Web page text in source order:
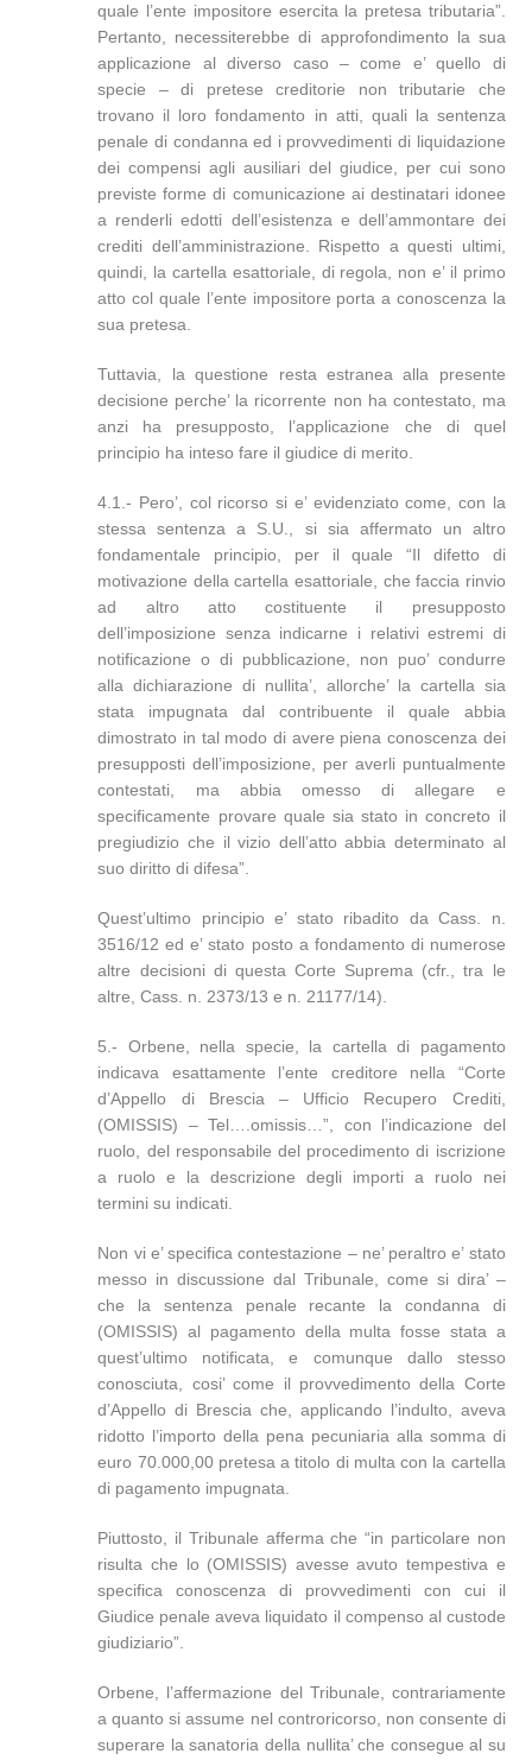
quale l’ente impositore esercita la pretesa tributaria”.
Pertanto, necessiterebbe di approfondimento la sua
applicazione al diverso caso – come e’ quello di
specie – di pretese creditorie non tributarie che
trovano il loro fondamento in atti, quali la sentenza
penale di condanna ed i provvedimenti di liquidazione
dei compensi agli ausiliari del giudice, per cui sono
previste forme di comunicazione ai destinatari idonee
a renderli edotti dell’esistenza e dell’ammontare dei
crediti dell’amministrazione. Rispetto a questi ultimi,
quindi, la cartella esattoriale, di regola, non e’ il primo
atto col quale l’ente impositore porta a conoscenza la
sua pretesa.
Tuttavia, la questione resta estranea alla presente
decisione perche’ la ricorrente non ha contestato, ma
anzi ha presupposto, l’applicazione che di quel
principio ha inteso fare il giudice di merito.
4.1.- Pero’, col ricorso si e’ evidenziato come, con la
stessa sentenza a S.U., si sia affermato un altro
fondamentale principio, per il quale “Il difetto di
motivazione della cartella esattoriale, che faccia rinvio
ad altro atto costituente il presupposto
dell’imposizione senza indicarne i relativi estremi di
notificazione o di pubblicazione, non puo’ condurre
alla dichiarazione di nullita’, allorche’ la cartella sia
stata impugnata dal contribuente il quale abbia
dimostrato in tal modo di avere piena conoscenza dei
presupposti dell’imposizione, per averli puntualmente
contestati, ma abbia omesso di allegare e
specificamente provare quale sia stato in concreto il
pregiudizio che il vizio dell’atto abbia determinato al
suo diritto di difesa”.
Quest’ultimo principio e’ stato ribadito da Cass. n.
3516/12 ed e’ stato posto a fondamento di numerose
altre decisioni di questa Corte Suprema (cfr., tra le
altre, Cass. n. 2373/13 e n. 21177/14).
5.- Orbene, nella specie, la cartella di pagamento
indicava esattamente l’ente creditore nella “Corte
d’Appello di Brescia – Ufficio Recupero Crediti,
(OMISSIS) – Tel….omissis…”, con l’indicazione del
ruolo, del responsabile del procedimento di iscrizione
a ruolo e la descrizione degli importi a ruolo nei
termini su indicati.
Non vi e’ specifica contestazione – ne’ peraltro e’ stato
messo in discussione dal Tribunale, come si dira’ –
che la sentenza penale recante la condanna di
(OMISSIS) al pagamento della multa fosse stata a
quest’ultimo notificata, e comunque dallo stesso
conosciuta, cosi’ come il provvedimento della Corte
d’Appello di Brescia che, applicando l’indulto, aveva
ridotto l’importo della pena pecuniaria alla somma di
euro 70.000,00 pretesa a titolo di multa con la cartella
di pagamento impugnata.
Piuttosto, il Tribunale afferma che “in particolare non
risulta che lo (OMISSIS) avesse avuto tempestiva e
specifica conoscenza di provvedimenti con cui il
Giudice penale aveva liquidato il compenso al custode
giudiziario”.
Orbene, l’affermazione del Tribunale, contrariamente
a quanto si assume nel controricorso, non consente di
superare la sanatoria della nullita’ che consegue al su